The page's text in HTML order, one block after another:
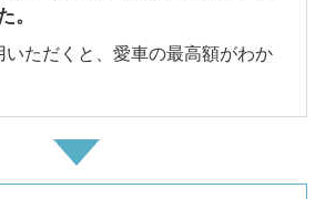
。
いただくと、愛車の最高額がわか